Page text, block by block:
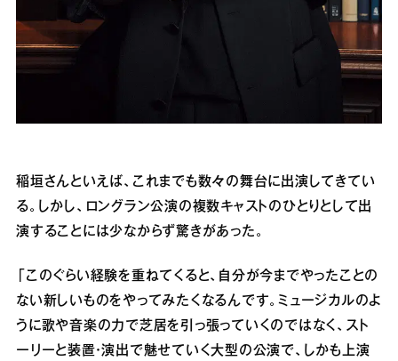
稲垣さんといえば、これまでも数々の舞台に出演してきてい
る。しかし、ロングラン公演の複数キャストのひとりとして出
演することには少なからず驚きがあった。
「このぐらい経験を重ねてくると、自分が今までやったことの
ない新しいものをやってみたくなるんです。ミュージカルのよ
うに歌や音楽の力で芝居を引っ張っていくのではなく、スト
ーリーと装置・演出で魅せていく大型の公演で、しかも上演